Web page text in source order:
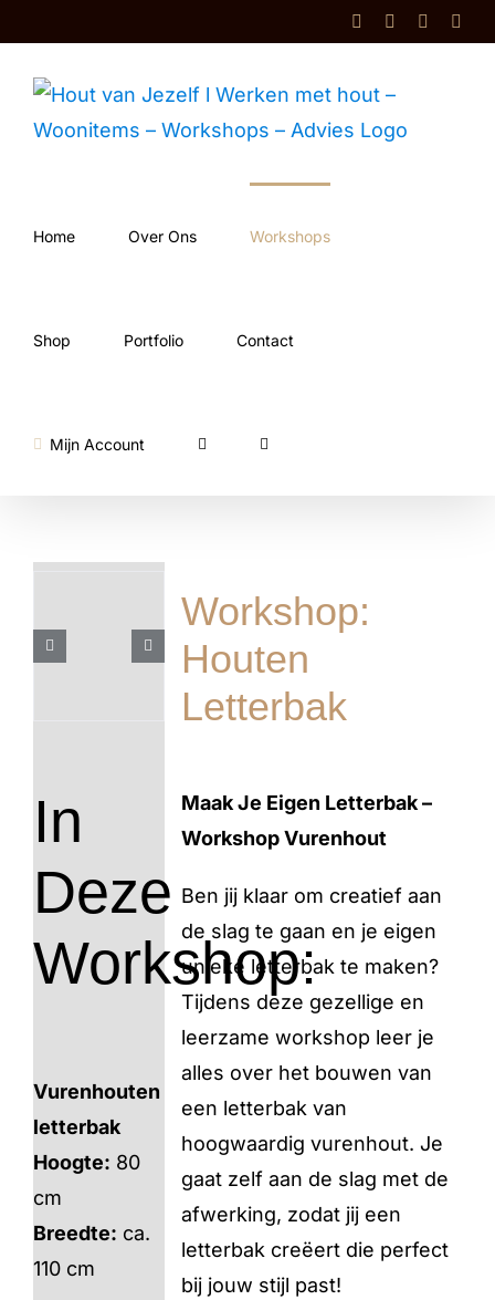
inhoud
FacebookInstagram
Shop
Home Over Ons Workshops
Shop Portfolio Contact
Mijn Account
In
Deze
Workshop:
Vurenhouten
letterbak
Hoogte: 80
cm
Breedte: ca.
110 cm
Workshop:
Houten
Letterbak
Maak Je Eigen Letterbak –
Workshop Vurenhout
Ben jij klaar om creatief aan
de slag te gaan en je eigen
unieke letterbak te maken?
Tijdens deze gezellige en
leerzame workshop leer je
alles over het bouwen van
een letterbak van
hoogwaardig vurenhout. Je
gaat zelf aan de slag met de
afwerking, zodat jij een
letterbak creëert die perfect
bij jouw stijl past!